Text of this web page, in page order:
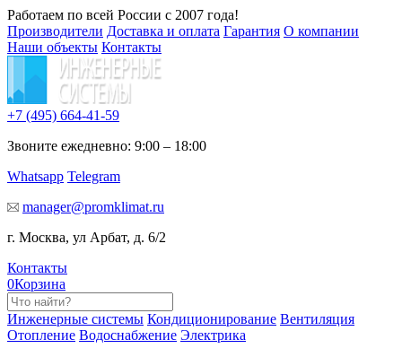
Работаем по всей России с 2007 года!
Производители Доставка и оплата Гарантия О компании
Наши объекты Контакты
+7 (495) 664-41-59
Звоните ежедневно: 9:00 – 18:00
Whatsapp Telegram
manager@promklimat.ru
г. Москва, ул Арбат, д. 6/2
Контакты
0Корзина
Инженерные системы Кондиционирование Вентиляция
Отопление Водоснабжение Электрика